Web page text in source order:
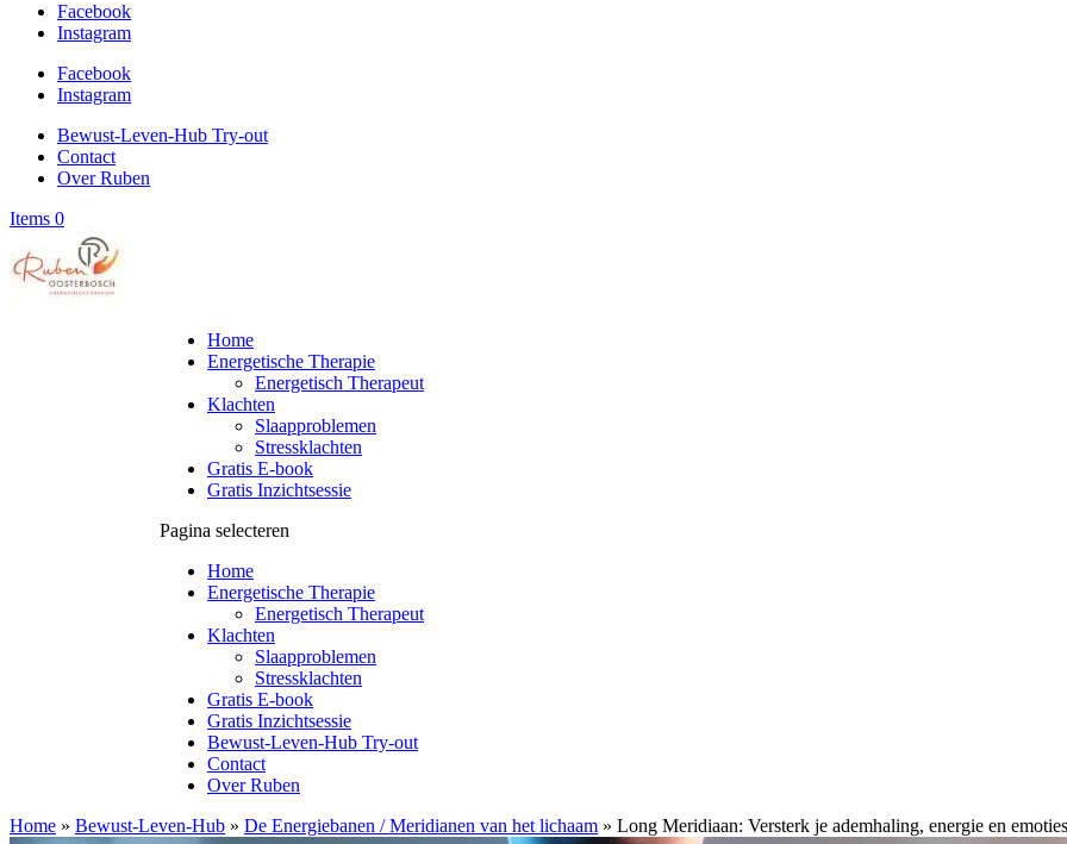
Facebook
Instagram
Facebook
Instagram
Bewust-Leven-Hub Try-out
Contact
Over Ruben
Items 0
Home
Energetische Therapie
Energetisch Therapeut
Klachten
Slaapproblemen
Stressklachten
Gratis E-book
Gratis Inzichtsessie
Pagina selecteren
Home
Energetische Therapie
Energetisch Therapeut
Klachten
Slaapproblemen
Stressklachten
Gratis E-book
Gratis Inzichtsessie
Bewust-Leven-Hub Try-out
Contact
Over Ruben
Home » Bewust-Leven-Hub » De Energiebanen / Meridianen van het lichaam » Long Meridiaan: Versterk je ademhaling, energie en emoties